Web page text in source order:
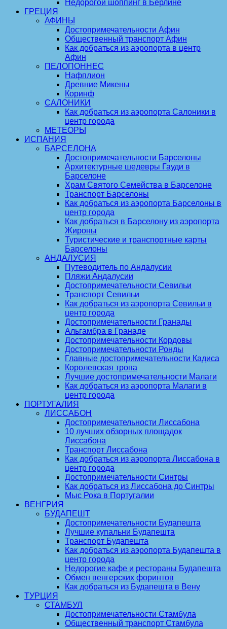
Недорогой шоппинг в Берлине
ГРЕЦИЯ
АФИНЫ
Достопримечательности Афин
Общественный транспорт Афин
Как добраться из аэропорта в центр
Афин
ПЕЛОПОННЕС
Нафплион
Древние Микены
Коринф
САЛОНИКИ
Как добраться из аэропорта Салоники в
центр города
МЕТЕОРЫ
ИСПАНИЯ
БАРСЕЛОНА
Достопримечательности Барселоны
Архитектурные шедевры Гауди в
Барселоне
Храм Святого Семейства в Барселоне
Транспорт Барселоны
Как добраться из аэропорта Барселоны в
центр города
Как добраться в Барселону из аэропорта
Жироны
Туристические и транспортные карты
Барселоны
АНДАЛУСИЯ
Путеводитель по Андалусии
Пляжи Андалусии
Достопримечательности Севильи
Транспорт Севильи
Как добраться из аэропорта Севильи в
центр города
Достопримечательности Гранады
Альгамбра в Гранаде
Достопримечательности Кордовы
Достопримечательности Ронды
Главные достопримечательности Кадиса
Королевская тропа
Лучшие достопримечательности Малаги
Как добраться из аэропорта Малаги в
центр города
ПОРТУГАЛИЯ
ЛИССАБОН
Достопримечательности Лиссабона
10 лучших обзорных площадок
Лиссабона
Транспорт Лиссабона
Как добраться из аэропорта Лиссабона в
центр города
Достопримечательности Синтры
Как добраться из Лиссабона до Синтры
Мыс Рока в Португалии
ВЕНГРИЯ
БУДАПЕШТ
Достопримечательности Будапешта
Лучшие купальни Будапешта
Транспорт Будапешта
Как добраться из аэропорта Будапешта в
центр города
Недорогие кафе и рестораны Будапешта
Обмен венгерских форинтов
Как добраться из Будапешта в Вену
ТУРЦИЯ
СТАМБУЛ
Достопримечательности Стамбула
Общественный транспорт Стамбула